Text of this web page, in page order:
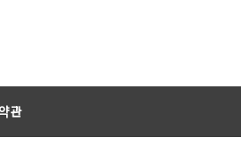
관